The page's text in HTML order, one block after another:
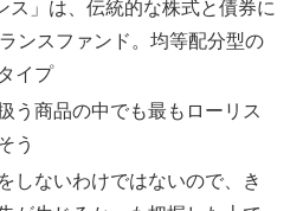
ス」は、伝統的な株式と債券に
ンスファンド。均等配分型の
イプ
う商品の中でも最もローリス
う
しないわけではないので、き